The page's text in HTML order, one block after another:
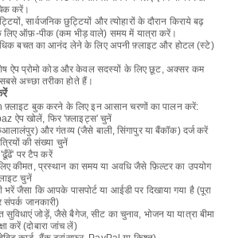
करें।
सार्वजनिक छुट्टियों और त्योहारों के दौरान किराये बढ़
ऑफ़-पीक (कम भीड़ वाले) समय में यात्रा करें।
बचत का आनंद लेने के लिए अपनी फ़्लाइट और होटल (स्टे)
ऐप प्रोमो कोड और केवल सदस्यों के लिए छूट, अक्सर कम
अच्छा तरीका होते हैं।
फ़्लाइट बुक करने के लिए इन आसान चरणों का पालन करें:
ऐप खोलें, फिर 'फ़्लाइट्स' चुनें
और गंतव्य (जैसे बाली, सिंगापुर या बैंकॉक) दर्ज करें
की संख्या चुनें
पर टैप करें
कीमत, प्रस्थान का समय या अवधि जैसे फ़िल्टर का उपयोग
चुनें
भरें जैसा कि आपके पासपोर्ट या आईडी पर दिखाया गया है (पूरा
संपर्क जानकारी)
सुविधाएं जोड़ें, जैसे बैगेज, सीट का चुनाव, भोजन या यात्रा बीमा
करें (दोबारा जांच लें)